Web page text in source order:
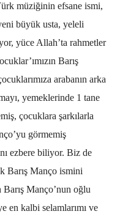
müziğinin efsane ismi,
büyük usta, yeleli
yüce Allah’ta rahmetler
Barış
arabanın arka
yemeklerinde 1 tane
çocuklara şarkılarla
görmemiş
ezbere biliyor. Biz de
Barış Manço ismini
Barış Manço’nun oğlu
en kalbi selamlarımı ve